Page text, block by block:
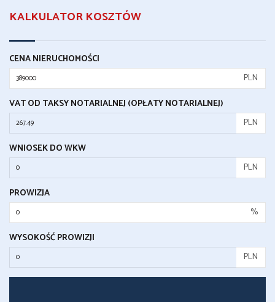
KALKULATOR KOSZTÓW
CENA NIERUCHOMOŚCI
PLN
VAT OD TAKSY NOTARIALNEJ (OPŁATY NOTARIALNEJ)
PLN
WNIOSEK DO WKW
PLN
PROWIZJA
%
WYSOKOŚĆ PROWIZJI
PLN